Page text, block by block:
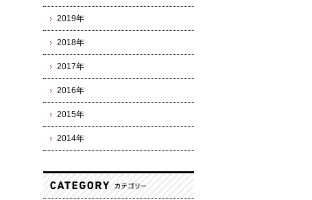
2019年
2018年
2017年
2016年
2015年
2014年